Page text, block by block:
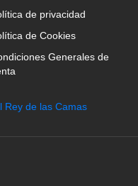
de privacidad
de Cookies
Generales de
Rey de las Camas